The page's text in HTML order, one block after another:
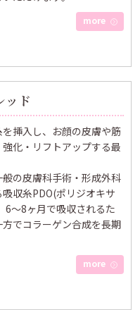
more
ッド
挿入し、お顔の皮膚や筋
化・リフトアップする最
の皮膚科手術・形成外科
収糸PDO(ポリジオキサ
6～8ヶ月で吸収されるた
でコラーゲン合成を長期
more